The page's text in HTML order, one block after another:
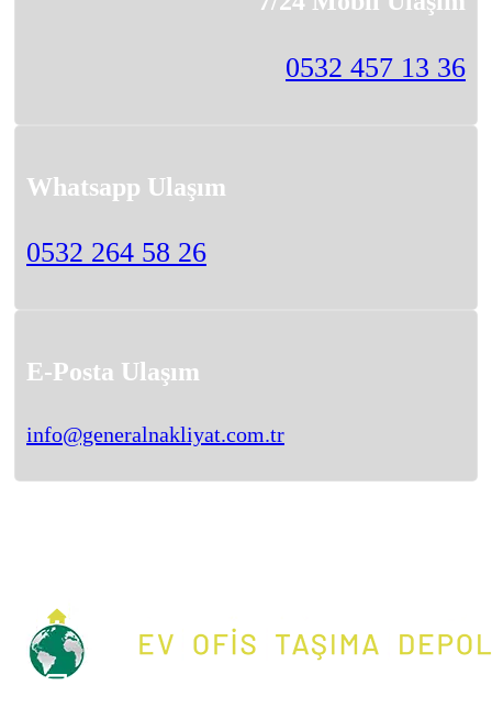
0532 457 13 36
Whatsapp Ulaşım
0532 264 58 26
E-Posta Ulaşım
info@generalnakliyat.com.tr